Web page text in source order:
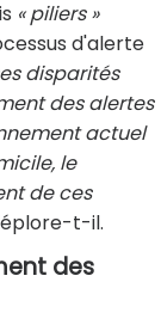
« piliers »
d'alerte
disparités
des alertes
actuel
le
de ces
t-il.
des